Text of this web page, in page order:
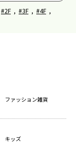
#2F , #3F , #4F ,
ファッション雑貨
キッズ